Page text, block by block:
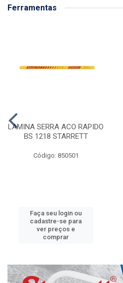
Ferramentas
LAMINA SERRA ACO RAPIDO
BS 1218 STARRETT
Código: 850501
Faça seu login ou
cadastre-se para
ver preços e
comprar